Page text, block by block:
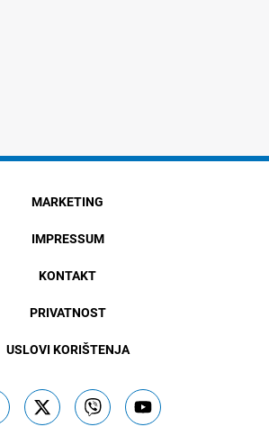
MARKETING
IMPRESSUM
KONTAKT
PRIVATNOST
USLOVI KORIŠTENJA